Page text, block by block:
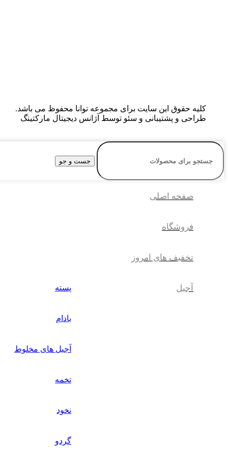
کلیه حقوق این سایت برای مجموعه توانا محفوظ می باشد.
طراحی و پشتیبانی و سئو توسط آژانس دیجیتال مارکتینگ
جست و جو
صفحه اصلی
فروشگاه
تخفیف های امروز
آجیل پسته
بادام
آجیل های مخلوط
تخمه
نخود
گردو